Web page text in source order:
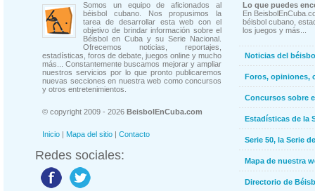
Somos un equipo de aficionados al
béisbol cubano. Nos propusimos la
tarea de desarrollar esta web con el
objetivo de brindar información sobre el
Béisbol en Cuba y su Serie Nacional.
Ofrecemos noticias, reportajes,
estadísticas, foros de debate, juegos online y mucho
más... Constantemente buscamos mejorar y ampliar
nuestros servicios por lo que pronto publicaremos
nuevas secciones en nuestra web como concursos
y otros entretenimientos.
© copyright 2009 - 2026 BeisbolEnCuba.com
Inicio | Mapa del sitio | Contacto
Redes sociales:
Lo que puedes
En
béisbol cubano,
los juegos y más...
Noticias del
Foros, opiniones,
Concursos sobre
Estadísticas de la
Serie 50, la Serie
Mapa de nuestra
Directorio de